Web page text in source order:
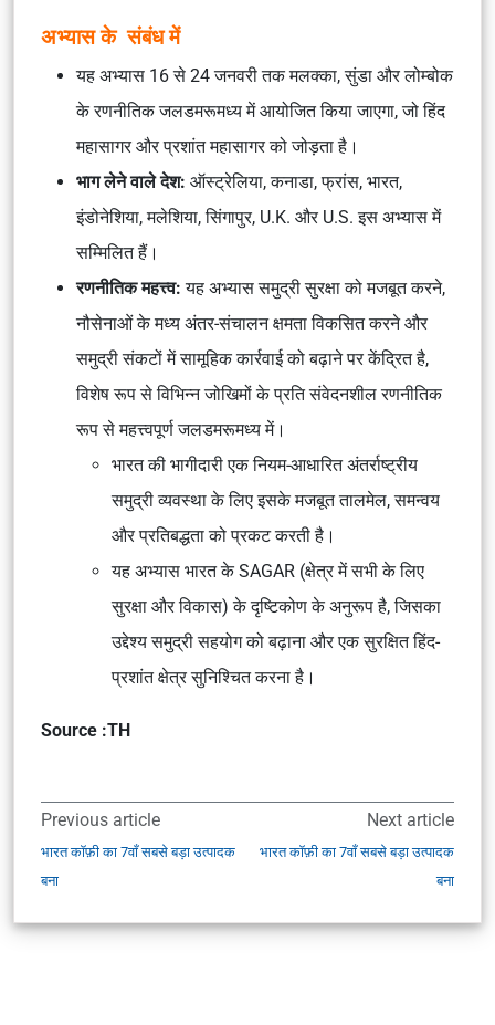
अभ्यास के संबंध में
यह अभ्यास 16 से 24 जनवरी तक मलक्का, सुंडा और लोम्बोक
के रणनीतिक जलडमरूमध्य में आयोजित किया जाएगा, जो हिंद
महासागर और प्रशांत महासागर को जोड़ता है।
भाग लेने वाले देश: ऑस्ट्रेलिया, कनाडा, फ्रांस, भारत,
इंडोनेशिया, मलेशिया, सिंगापुर, U.K. और U.S. इस अभ्यास में
सम्मिलित हैं।
रणनीतिक महत्त्व: यह अभ्यास समुद्री सुरक्षा को मजबूत करने,
नौसेनाओं के मध्य अंतर-संचालन क्षमता विकसित करने और
समुद्री संकटों में सामूहिक कार्रवाई को बढ़ाने पर केंद्रित है,
विशेष रूप से विभिन्न जोखिमों के प्रति संवेदनशील रणनीतिक
रूप से महत्त्वपूर्ण जलडमरूमध्य में।
भारत की भागीदारी एक नियम-आधारित अंतर्राष्ट्रीय
समुद्री व्यवस्था के लिए इसके मजबूत तालमेल, समन्वय
और प्रतिबद्धता को प्रकट करती है।
यह अभ्यास भारत के SAGAR (क्षेत्र में सभी के लिए
सुरक्षा और विकास) के दृष्टिकोण के अनुरूप है, जिसका
उद्देश्य समुद्री सहयोग को बढ़ाना और एक सुरक्षित हिंद-
प्रशांत क्षेत्र सुनिश्चित करना है।
Source :TH
Previous article
भारत कॉफ़ी का 7वाँ सबसे बड़ा उत्पादक
बना
Next article
भारत कॉफ़ी का 7वाँ सबसे बड़ा उत्पादक
बना